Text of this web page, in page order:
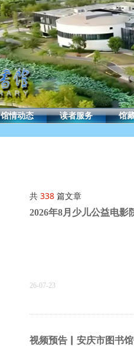
馆情动态 读者服务 馆
共 338 篇文章
2026年8月少儿公益电影
26-07-23
视频预告▏安庆市图书